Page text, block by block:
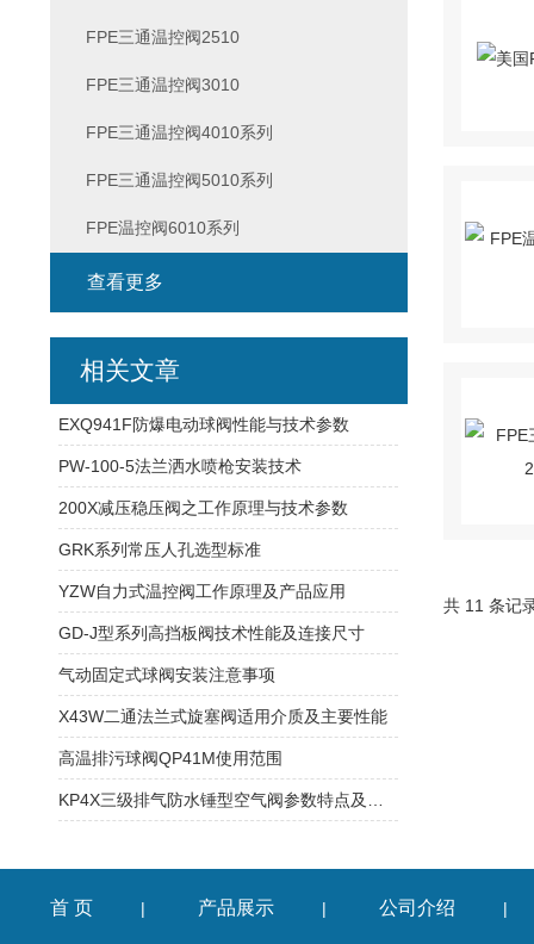
共 11 条记
FPE三通温控阀2510
FPE三通温控阀3010
FPE三通温控阀4010系列
FPE三通温控阀5010系列
FPE温控阀6010系列
查看更多
相关文章
EXQ941F防爆电动球阀性能与技术参数
PW-100-5法兰洒水喷枪安装技术
200X减压稳压阀之工作原理与技术参数
GRK系列常压人孔选型标准
YZW自力式温控阀工作原理及产品应用
GD-J型系列高挡板阀技术性能及连接尺寸
气动固定式球阀安装注意事项
X43W二通法兰式旋塞阀适用介质及主要性能
高温排污球阀QP41M使用范围
首 页 | 产品展示 | 公司介绍 |